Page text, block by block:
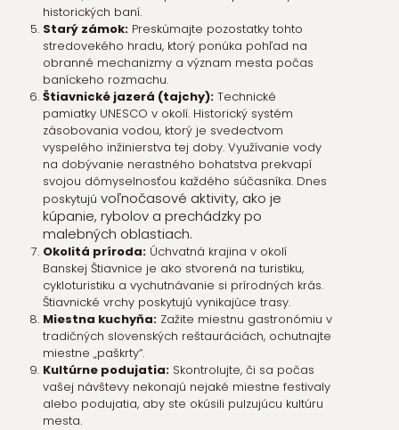
historických baní.
Starý zámok: Preskúmajte pozostatky tohto
stredovekého hradu, ktorý ponúka pohľad na
obranné mechanizmy a význam mesta počas
baníckeho rozmachu.
Štiavnické jazerá (tajchy): Technické
pamiatky UNESCO v okolí. Historický systém
zásobovania vodou, ktorý je svedectvom
vyspelého inžinierstva tej doby. Využívanie vody
na dobývanie nerastného bohatstva prekvapí
svojou dômyselnosťou každého súčasníka. Dnes
poskytujú voľnočasové aktivity, ako je
kúpanie, rybolov a prechádzky po
malebných oblastiach.
Okolitá príroda: Úchvatná krajina v okolí
Banskej Štiavnice je ako stvorená na turistiku,
cykloturistiku a vychutnávanie si prírodných krás.
Štiavnické vrchy poskytujú vynikajúce trasy.
Miestna kuchyňa: Zažite miestnu gastronómiu v
tradičných slovenských reštauráciách, ochutnajte
miestne „paškrty“.
Kultúrne podujatia: Skontrolujte, či sa počas
vašej návštevy nekonajú nejaké miestne festivaly
alebo podujatia, aby ste okúsili pulzujúcu kultúru
mesta.